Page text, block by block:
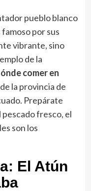
pueblo blanco
por sus
vibrante, sino
de la
comer en
la provincia de
Prepárate
fresco, el
son los
El Atún